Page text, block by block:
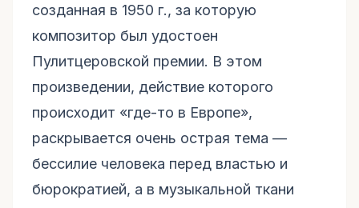
созданная в 1950 г., за которую
композитор был удостоен
Пулитцеровской премии. В этом
произведении, действие которого
происходит «где-то в Европе»,
раскрывается очень острая тема —
бессилие человека перед властью и
бюрократией, а в музыкальной ткани